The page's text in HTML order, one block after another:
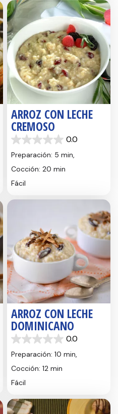
ARROZ CON LECHE
CREMOSO
0.0
0.0
de
estrellas.
Preparación: 5 min,
Cocción: 20 min
Fácil
ARROZ CON LECHE
DOMINICANO
0.0
0.0
de
estrellas.
Preparación: 10 min,
Cocción: 12 min
Fácil